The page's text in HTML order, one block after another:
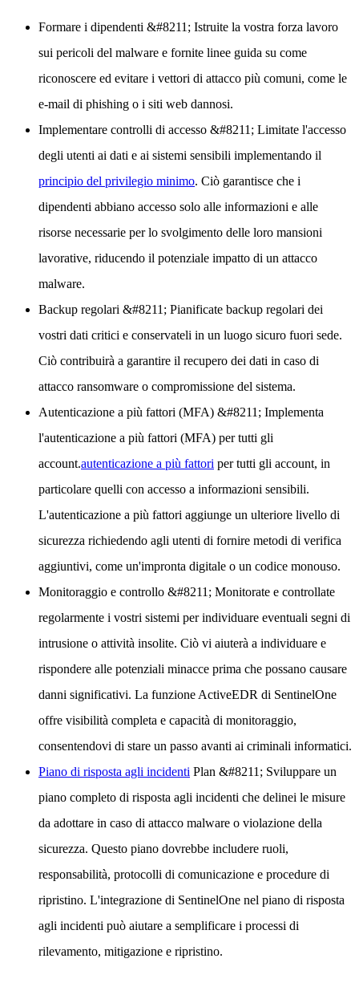
Formare i dipendenti &#8211; Istruite la vostra forza lavoro
sui pericoli del malware e fornite linee guida su come
riconoscere ed evitare i vettori di attacco più comuni, come le
e-mail di phishing o i siti web dannosi.
Implementare controlli di accesso &#8211; Limitate l'accesso
degli utenti ai dati e ai sistemi sensibili implementando il
principio del privilegio minimo. Ciò garantisce che i
dipendenti abbiano accesso solo alle informazioni e alle
risorse necessarie per lo svolgimento delle loro mansioni
lavorative, riducendo il potenziale impatto di un attacco
malware.
Backup regolari &#8211; Pianificate backup regolari dei
vostri dati critici e conservateli in un luogo sicuro fuori sede.
Ciò contribuirà a garantire il recupero dei dati in caso di
attacco ransomware o compromissione del sistema.
Autenticazione a più fattori (MFA) &#8211; Implementa
l'autenticazione a più fattori (MFA) per tutti gli
account.autenticazione a più fattori per tutti gli account, in
particolare quelli con accesso a informazioni sensibili.
L'autenticazione a più fattori aggiunge un ulteriore livello di
sicurezza richiedendo agli utenti di fornire metodi di verifica
aggiuntivi, come un'impronta digitale o un codice monouso.
Monitoraggio e controllo &#8211; Monitorate e controllate
regolarmente i vostri sistemi per individuare eventuali segni di
intrusione o attività insolite. Ciò vi aiuterà a individuare e
rispondere alle potenziali minacce prima che possano causare
danni significativi. La funzione ActiveEDR di SentinelOne
offre visibilità completa e capacità di monitoraggio,
consentendovi di stare un passo avanti ai criminali informatici.
Piano di risposta agli incidenti Plan &#8211; Sviluppare un
piano completo di risposta agli incidenti che delinei le misure
da adottare in caso di attacco malware o violazione della
sicurezza. Questo piano dovrebbe includere ruoli,
responsabilità, protocolli di comunicazione e procedure di
ripristino. L'integrazione di SentinelOne nel piano di risposta
agli incidenti può aiutare a semplificare i processi di
rilevamento, mitigazione e ripristino.